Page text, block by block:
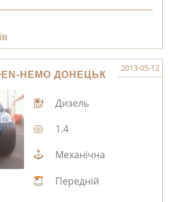
НЕМО ДОНЕЦЬК
2013-05-12
Дизель
1.4
Механічна
Передній